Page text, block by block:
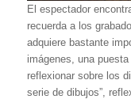
El espectador
recuerda a los
adquiere bastante
imágenes, una
reflexionar sobre los
serie de dibujos”,